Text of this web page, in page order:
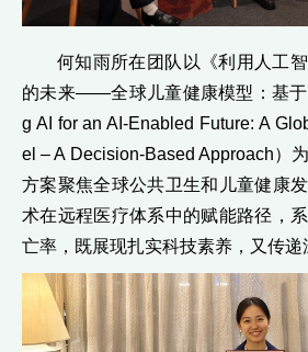
何知雨所在团队以《利用人工
的未来——全球儿童健康模型：基
g AI for an AI-Enabled Future: A
el – A Decision-Based Approach）
方案聚焦全球公共卫生和儿童健康
术在远程医疗体系中的赋能路径，
亡率，既展现扎实科技素养，又传递